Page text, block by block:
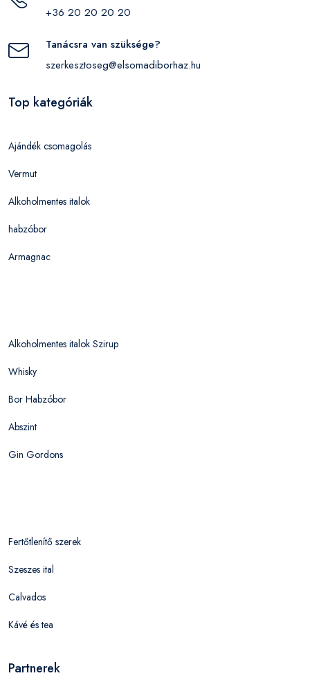
+36 20 20 20 20
Tanácsra van szüksége?
szerkesztoseg@elsomadiborhaz.hu
Top kategóriák
Ajándék csomagolás
Vermut
Alkoholmentes italok
habzóbor
Armagnac
Alkoholmentes italok Szirup
Whisky
Bor Habzóbor
Abszint
Gin Gordons
Fertőtlenítő szerek
Szeszes ital
Calvados
Kávé és tea
Partnerek